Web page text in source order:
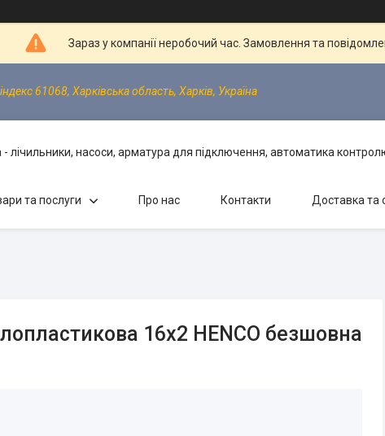
Зараз у компанії неробочий час. Замовлення та
61068, Харківська область, Харків, Україна
- лічильники, насоси, арматура для підключення, автоматика
та послуги Про нас Контакти Доставка та
16х2 HENCO безшовна